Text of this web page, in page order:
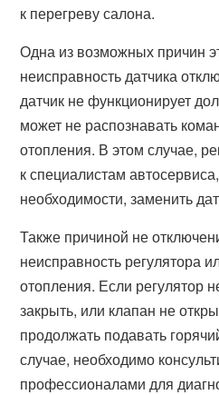
к перегреву салона.
Одна из возможных причин
неисправность датчика
датчик не функционирует
может не распознавать
отопления. В этом случае,
к специалистам
необходимости, заменить
Также причиной не
неисправность регулятора
отопления. Если регулятор
закрыть, или клапан не
продолжать подавать
случае, необходимо
профессионалами для